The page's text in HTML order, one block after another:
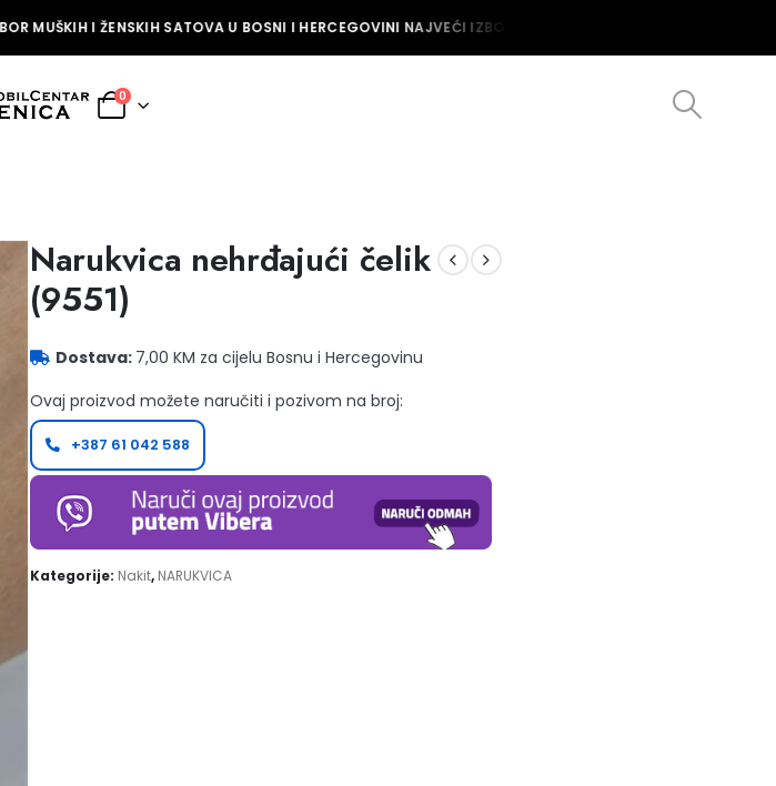
MUŠKIH I ŽENSKIH SATOVA U BOSNI I HERCEGOVINI NAJVEĆI IZBOR MUŠKIH I ŽENSKIH SATOVA U
0
Narukvica nehrđajući čelik
(9551)
Dostava: 7,00 KM za cijelu Bosnu i Hercegovinu
Ovaj proizvod možete naručiti i pozivom na broj:
+387 61 042 588
Kategorije: Nakit, NARUKVICA